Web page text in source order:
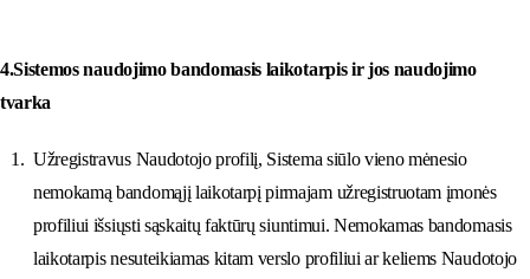
4.Sistemos naudojimo bandomasis laikotarpis ir jos naudojimo
tvarka
Užregistravus Naudotojo profilį, Sistema siūlo vieno mėnesio
nemokamą bandomąjį laikotarpį pirmajam užregistruotam įmonės
profiliui išsiųsti sąskaitų faktūrų siuntimui. Nemokamas bandomasis
laikotarpis nesuteikiamas kitam verslo profiliui ar keliems Naudotojo